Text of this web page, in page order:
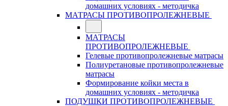
домашних условиях - методичка
МАТРАСЫ ПРОТИВОПРОЛЕЖНЕВЫЕ
МАТРАСЫ
ПРОТИВОПРОЛЕЖНЕВЫЕ
Гелевые противопролежневые матрасы
Полиуретановые противопролежневые
матрасы
Формирование койки места в
домашних условиях - методичка
ПОДУШКИ ПРОТИВОПРОЛЕЖНЕВЫЕ